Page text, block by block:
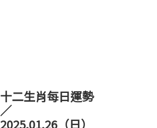
十二生肖每日運勢
／
2025.01.26（日）